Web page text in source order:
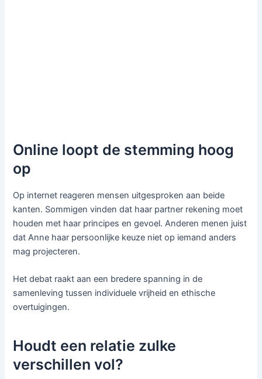
Online loopt de stemming hoog
op
Op internet reageren mensen uitgesproken aan beide
kanten. Sommigen vinden dat haar partner rekening moet
houden met haar principes en gevoel. Anderen menen juist
dat Anne haar persoonlijke keuze niet op iemand anders
mag projecteren.
Het debat raakt aan een bredere spanning in de
samenleving tussen individuele vrijheid en ethische
overtuigingen.
Houdt een relatie zulke
verschillen vol?